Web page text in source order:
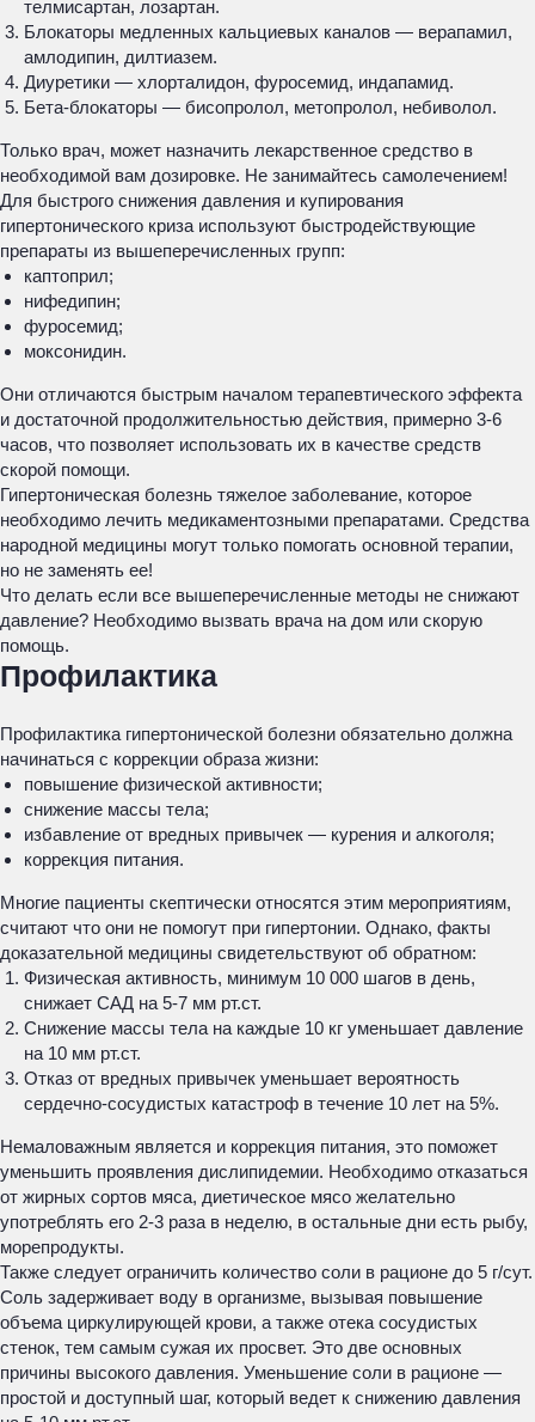
телмисартан, лозартан.
Блокаторы медленных кальциевых каналов — верапамил,
амлодипин, дилтиазем.
Диуретики — хлорталидон, фуросемид, индапамид.
Бета-блокаторы — бисопролол, метопролол, небиволол.
Только врач, может назначить лекарственное средство в
необходимой вам дозировке. Не занимайтесь самолечением!
Для быстрого снижения давления и купирования
гипертонического криза используют быстродействующие
препараты из вышеперечисленных групп:
каптоприл;
нифедипин;
фуросемид;
моксонидин.
Они отличаются быстрым началом терапевтического эффекта
и достаточной продолжительностью действия, примерно 3-6
часов, что позволяет использовать их в качестве средств
скорой помощи.
Гипертоническая болезнь тяжелое заболевание, которое
необходимо лечить медикаментозными препаратами. Средства
народной медицины могут только помогать основной терапии,
но не заменять ее!
Что делать если все вышеперечисленные методы не снижают
давление? Необходимо вызвать врача на дом или скорую
помощь.
Профилактика
Профилактика гипертонической болезни обязательно должна
начинаться с коррекции образа жизни:
повышение физической активности;
снижение массы тела;
избавление от вредных привычек — курения и алкоголя;
коррекция питания.
Многие пациенты скептически относятся этим мероприятиям,
считают что они не помогут при гипертонии. Однако, факты
доказательной медицины свидетельствуют об обратном:
Физическая активность, минимум 10 000 шагов в день,
снижает САД на 5-7 мм рт.ст.
Снижение массы тела на каждые 10 кг уменьшает давление
на 10 мм рт.ст.
Отказ от вредных привычек уменьшает вероятность
сердечно-сосудистых катастроф в течение 10 лет на 5%.
Немаловажным является и коррекция питания, это поможет
уменьшить проявления дислипидемии. Необходимо отказаться
от жирных сортов мяса, диетическое мясо желательно
употреблять его 2-3 раза в неделю, в остальные дни есть рыбу,
морепродукты.
Также следует ограничить количество соли в рационе до 5 г/сут.
Соль задерживает воду в организме, вызывая повышение
объема циркулирующей крови, а также отека сосудистых
стенок, тем самым сужая их просвет. Это две основных
причины высокого давления. Уменьшение соли в рационе —
простой и доступный шаг, который ведет к снижению давления